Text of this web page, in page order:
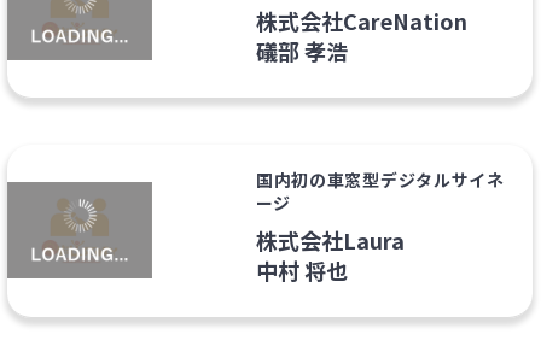
株式会社CareNation
礒部 孝浩
国内初の車窓型デジタルサイネ
ージ
株式会社Laura
中村 将也